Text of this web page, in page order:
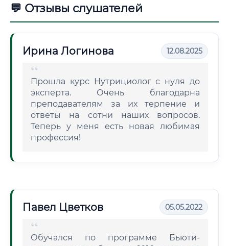
💬 Отзывы слушателей
Ирина Логинова 12.08.2025
Прошла курс Нутрициолог с нуля до
эксперта. Очень благодарна
преподавателям за их терпение и
ответы на сотни наших вопросов.
Теперь у меня есть новая любимая
профессия!
Павел Цветков 05.05.2022
Обучался по программе Бьюти-